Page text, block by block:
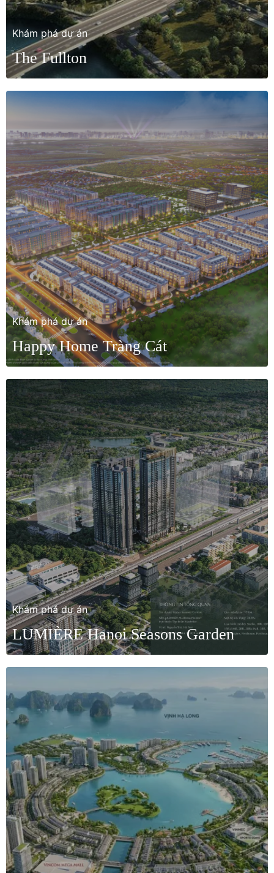
Khám phá dự án
The Fullton
Khám phá dự án
Happy Home Tràng Cát
Khám phá dự án
LUMIÈRE Hanoi Seasons Garden